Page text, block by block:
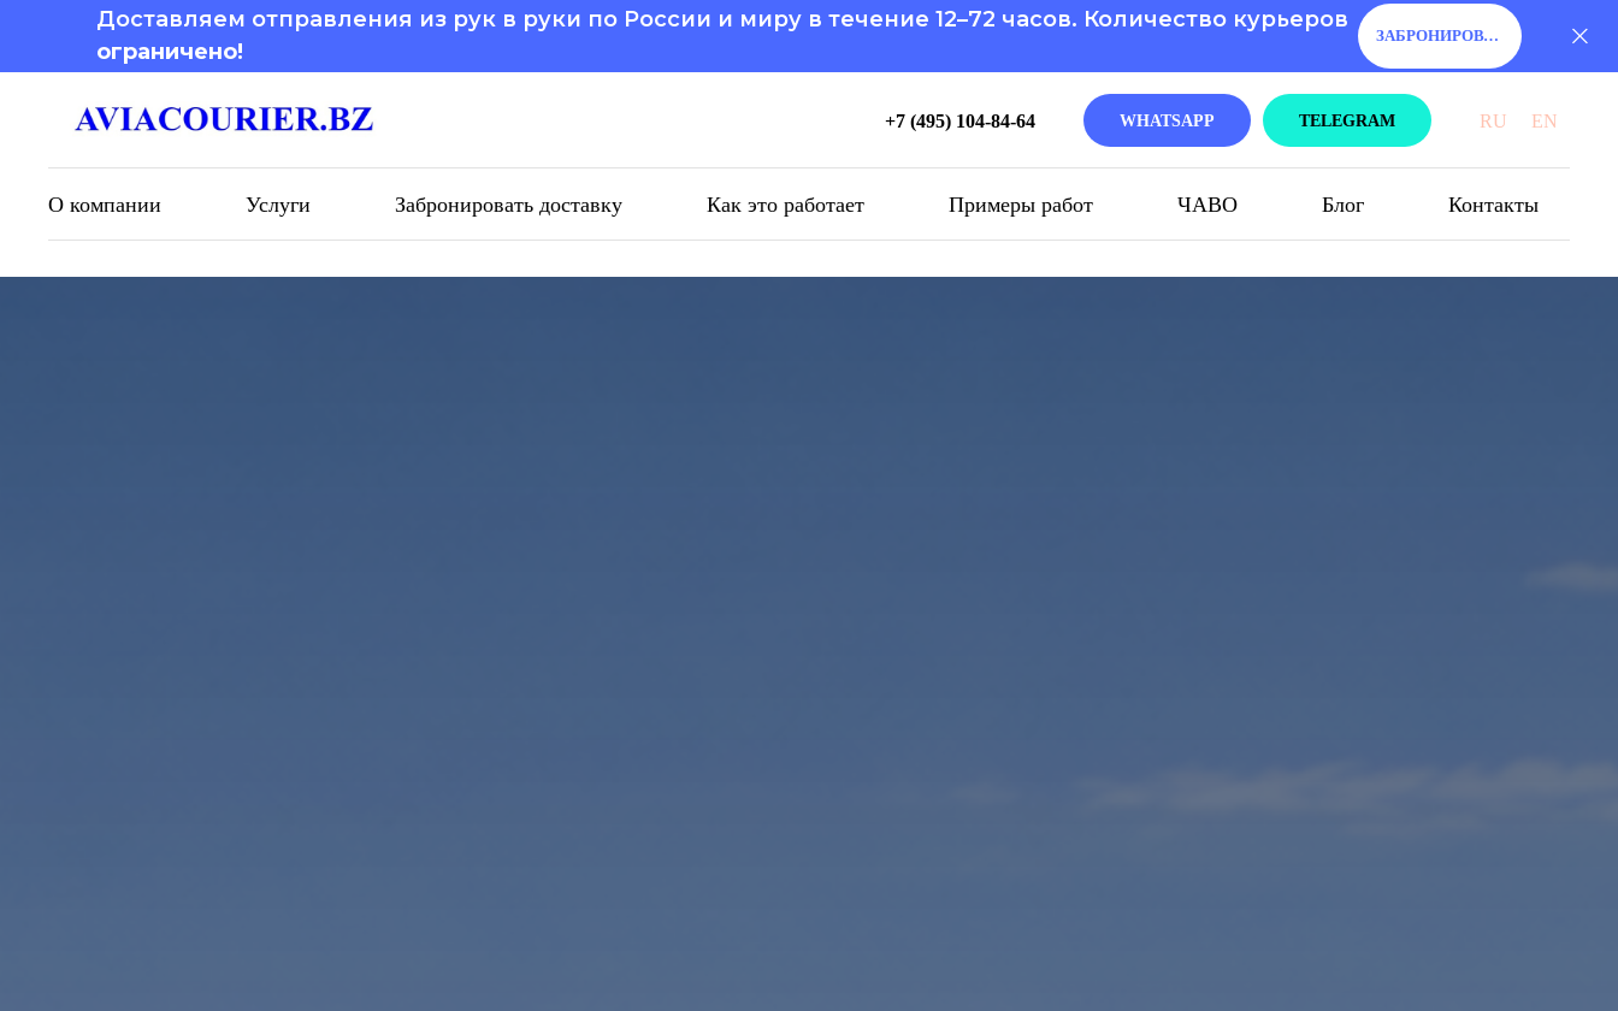
Доставляем отправления из рук в руки по России и миру в течение 12–72 часов. Количество курьеров
ограничено!
ЗАБРОНИРОВАТЬ!
+7 (495) 104-84-64 WHATSAPP TELEGRAM RU EN
О компании Услуги Забронировать доставку Как это работает Примеры работ ЧАВО Блог Контакты